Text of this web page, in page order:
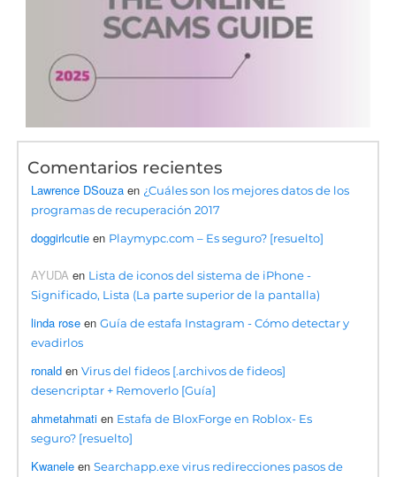
Comentarios recientes
Lawrence DSouza en ¿Cuáles son los mejores datos de los
programas de recuperación 2017
doggirlcutie en Playmypc.com – Es seguro? [resuelto]
AYUDA en Lista de iconos del sistema de iPhone -
Significado, Lista (La parte superior de la pantalla)
linda rose enGuía de estafa Instagram - Cómo detectar y
evadirlos
ronald enVirus del fideos [.archivos de fideos]
desencriptar + Removerlo [Guía]
ahmetahmati en Estafa de BloxForge en Roblox- Es
seguro? [resuelto]
Kwanele enSearchapp.exe virus redirecciones pasos de